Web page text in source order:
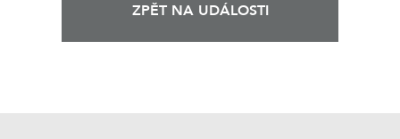
ZPĚT NA UDÁLOSTI